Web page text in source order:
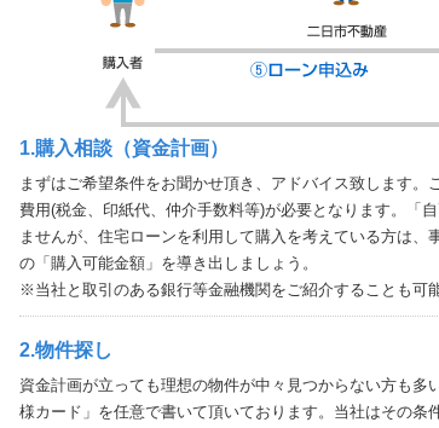
1.購入相談（資金計画）
まずはご希望条件をお聞かせ頂き、アドバイス致します
費用(税金、印紙代、仲介手数料等)が必要となります。「
ませんが、住宅ローンを利用して購入を考えている方は
の「購入可能金額」を導き出しましょう。
※当社と取引のある銀行等金融機関をご紹介することも可能
2.物件探し
資金計画が立っても理想の物件が中々見つからない方も多
様カード」を任意で書いて頂いております。当社はその条